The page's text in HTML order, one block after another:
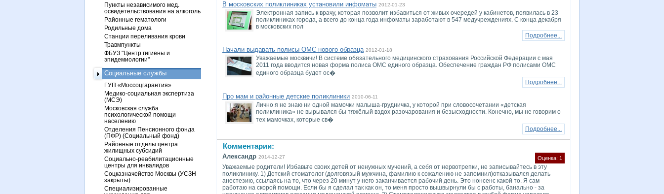
В московских поликлиниках установили инфоматы 2012-01-23
Электронная запись к врачу, которая позволит избавиться от живых очередей у кабинетов, появилась в 23
поликлиниках города, а всего до конца года инфоматы заработают в 547 медучреждениях. С конца декабря
в московских пол
Подробнее...
Начали выдавать полисы ОМС нового образца 2012-01-18
Уважаемые москвичи! В системе обязательного медицинского страхования Российской Федерации с мая
2011 года вводится новая форма полиса ОМС единого образца. Обеспечение граждан РФ полисами ОМС
единого образца будет ос�
Подробнее...
Про мам и районные детские поликлиники 2010-06-11
Лично я не знаю ни одной мамочки малыша-грудничка, у которой при словосочетании «детская
поликлиника» не вырывался бы тяжёлый вздох разочарования и безысходности. Конечно, мы не говорим о
тех мамочках, которые св�
Подробнее...
Комментарии:
Оценка: 1
Александр 2014-12-27
Уважаемые родители! Избавьте своих детей от ненужных мучений, а себя от нервотрепки, не записывайтесь в эту
поликлинику. 1) Детский стоматолог (долговязый мужчина, фамилию к сожалению не запомнил)отказывался делать
анестезию, ссылаясь на то, что через 20 минут у него заканчивается рабочий день. Это нонсенс какой то. Я сам
работаю на скорой помощи. Если бы я сделал так как он, то меня просто вышвырнули бы с работы, банально - за
Пункты независимого мед.
освидетельствования на алкоголь
Районные гематологи
Родильные дома
Станции переливания крови
Травмпункты
ФБУЗ "Центр гигиены и
эпидемиологии"
Социальные службы
ГУП «Моссоцгарантия»
Медико-социальная экспертиза
(МСЭ)
Московская служба
психологической помощи
населению
Отделения Пенсионного фонда
(ПФР) (Социальный фонд)
Районные отделы центра
жилищных субсидий
Социально-реабилитационные
центры для инвалидов
Соцказначейство Москвы (УСЗН
закрыты)
Специализированные